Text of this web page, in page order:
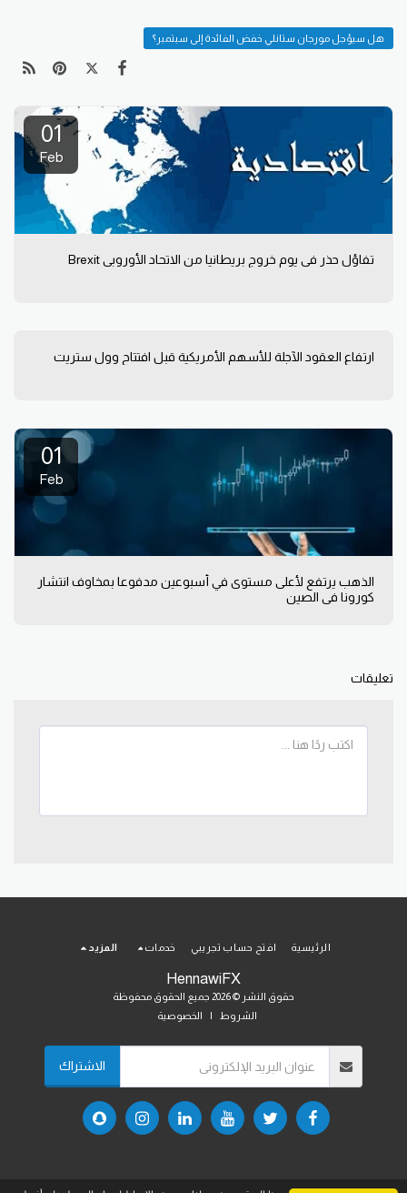
هل سيؤجل مورجان ستانلي خفض الفائدة إلى سبتمبر؟
01
Feb
تفاؤل حذر في يوم خروج بريطانيا من الاتحاد الأوروبي Brexit
ارتفاع العقود الآجلة للأسهم الأمريكية قبل افتتاح وول ستريت
01
Feb
الذهب يرتفع لأعلى مستوى في أسبوعين مدفوعا بمخاوف انتشار
كورونا في الصين
تعليقات
HennawiFX
حقوق النشر © 2026 جميع الحقوق محفوظة
الشروط
| الخصوصية
الرئيسية افتح حساب تجريبي خدمات المزيد
الاشتراك